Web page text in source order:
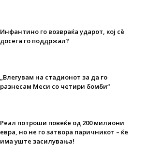
Инфантино го возвраќа ударот, кој сè
досега го поддржал?
„Влегувам на стадионот за да го
разнесам Меси со четири бомби“
Реал потроши повеќе од 200 милиони
евра, но не го затвора паричникот – ќе
има уште засилувања!